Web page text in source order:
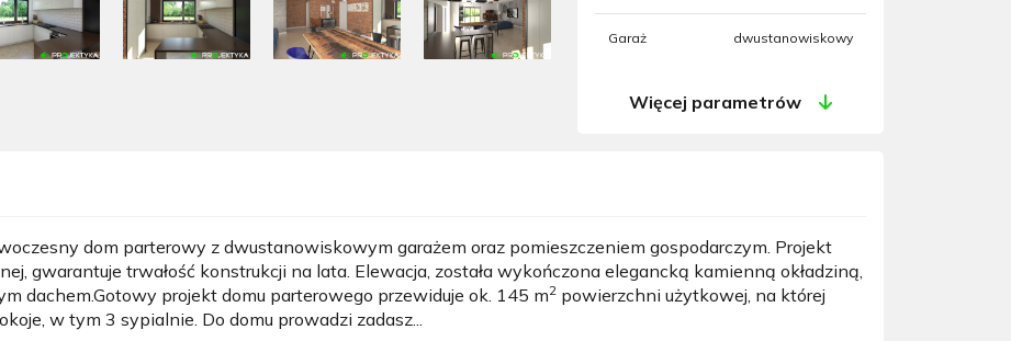
dom parterowy z dwustanowiskowym garażem oraz pomieszczeniem gospodarczym. Projekt
gwarantuje trwałość konstrukcji na lata. Elewacja, została wykończona elegancką kamienną okładziną,
dachem.Gotowy projekt domu parterowego przewiduje ok. 145 m2 powierzchni użytkowej, na której
w tym 3 sypialnie. Do domu prowadzi zadasz...
Garaż dwustanowiskowy
Więcej parametrów